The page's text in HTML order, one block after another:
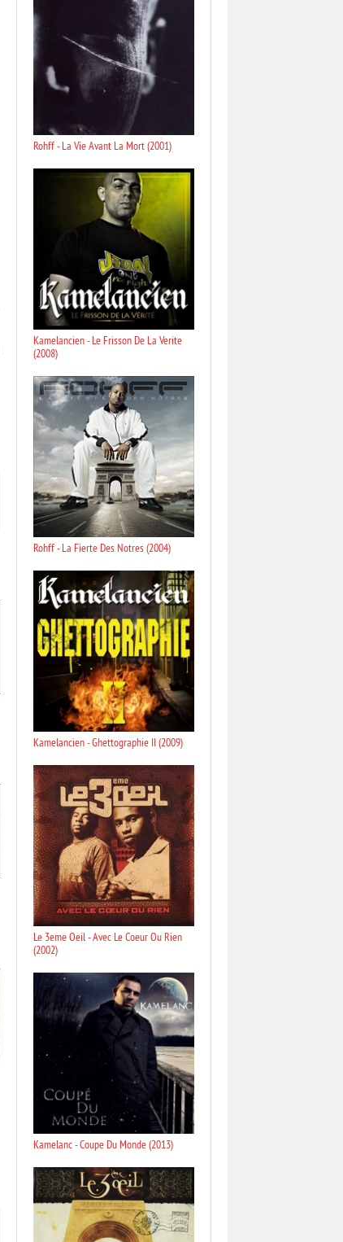
Rohff - La Vie Avant La Mort (2001)
Kamelancien - Le Frisson De La Verite
(2008)
Rohff - La Fierte Des Notres (2004)
Kamelancien - Ghettographie II (2009)
Le 3eme Oeil - Avec Le Coeur Ou Rien
(2002)
Kamelanc - Coupe Du Monde (2013)